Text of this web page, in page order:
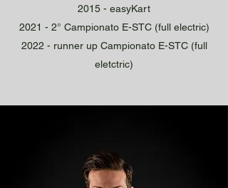
2015 - easyKart
2021 - 2° Campionato E-STC (full electric)
2022 - runner up Campionato E-STC (full
eletctric)